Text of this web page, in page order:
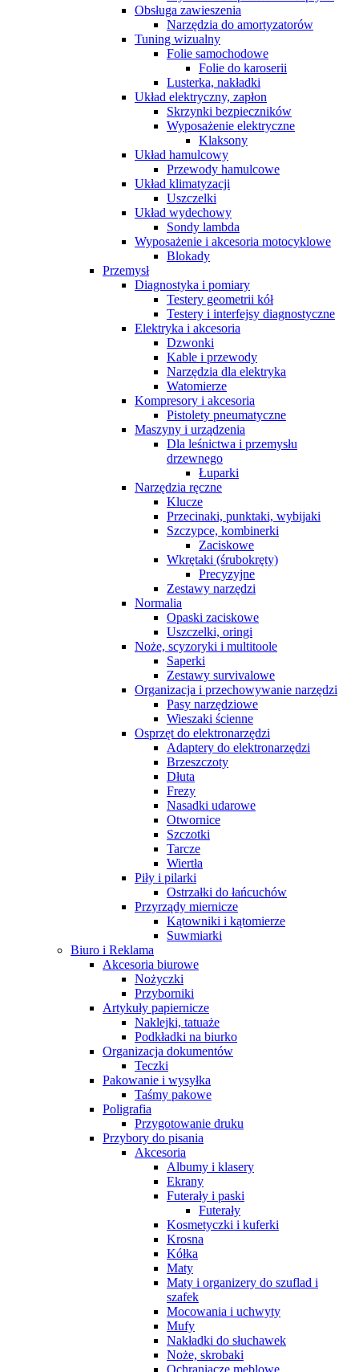
Obsługa zawieszenia
Narzędzia do amortyzatorów
Tuning wizualny
Folie samochodowe
Folie do karoserii
Lusterka, nakładki
Układ elektryczny, zapłon
Skrzynki bezpieczników
Wyposażenie elektryczne
Klaksony
Układ hamulcowy
Przewody hamulcowe
Układ klimatyzacji
Uszczelki
Układ wydechowy
Sondy lambda
Wyposażenie i akcesoria motocyklowe
Blokady
Przemysł
Diagnostyka i pomiary
Testery geometrii kół
Testery i interfejsy diagnostyczne
Elektryka i akcesoria
Dzwonki
Kable i przewody
Narzędzia dla elektryka
Watomierze
Kompresory i akcesoria
Pistolety pneumatyczne
Maszyny i urządzenia
Dla leśnictwa i przemysłu
drzewnego
Łuparki
Narzędzia ręczne
Klucze
Przecinaki, punktaki, wybijaki
Szczypce, kombinerki
Zaciskowe
Wkrętaki (śrubokręty)
Precyzyjne
Zestawy narzędzi
Normalia
Opaski zaciskowe
Uszczelki, oringi
Noże, scyzoryki i multitoole
Saperki
Zestawy survivalowe
Organizacja i przechowywanie narzędzi
Pasy narzędziowe
Wieszaki ścienne
Osprzęt do elektronarzędzi
Adaptery do elektronarzędzi
Brzeszczoty
Dłuta
Frezy
Nasadki udarowe
Otwornice
Szczotki
Tarcze
Wiertła
Piły i pilarki
Ostrzałki do łańcuchów
Przyrządy miernicze
Kątowniki i kątomierze
Suwmiarki
Biuro i Reklama
Akcesoria biurowe
Nożyczki
Przyborniki
Artykuły papiernicze
Naklejki, tatuaże
Podkładki na biurko
Organizacja dokumentów
Teczki
Pakowanie i wysyłka
Taśmy pakowe
Poligrafia
Przygotowanie druku
Przybory do pisania
Akcesoria
Albumy i klasery
Ekrany
Futerały i paski
Futerały
Kosmetyczki i kuferki
Krosna
Kółka
Maty
Maty i organizery do szuflad i
szafek
Mocowania i uchwyty
Mufy
Nakładki do słuchawek
Noże, skrobaki
Ochraniacze meblowe